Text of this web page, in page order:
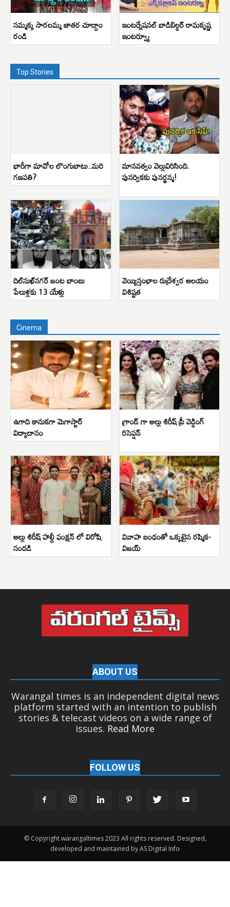
సమ్మక్క సారలమ్మ జాతర చూద్దాం
రండి
ఇంటర్నేషనల్ బాడిబిల్డర్ రామకృష్ణ
ఇంటర్వ్యూ
Top Stories
భారీగా మావోల లొంగుబాటు..మరి
గణపతి?
మానవత్వం వెల్లువిరిసింది.
పునర్వికకు పునర్జన్మ!
దిల్‌సుఖ్‌నగర్ జంట బాంబు
పేలుళ్లకు 13 యేళ్లు
వెయ్యిస్తంభాల రుద్రేశ్వర ఆలయం
విశిష్టత
Cinema
ఉగాది కానుకగా మెగాస్టార్
విద్యాదానం
గ్రాండ్ గా అల్లు శిరీష్ ప్రీ వెడ్డింగ్
రిసెప్షన్
అల్లు శిరీష్ హల్దీ ఫంక్షన్ లో విరోషి
సందడి
వివాహ బంధంతో ఒక్కటైన రష్మిక-
విజయ్
ABOUT US
Warangal times is an independent digital news
platform started with an intention to publish
stories & telecast videos on a wide range of
issues. Read More
FOLLOW US
© Copyright warangaltimes 2023 All rights reserved. Designed,
developed and maintained by AS Digital Info